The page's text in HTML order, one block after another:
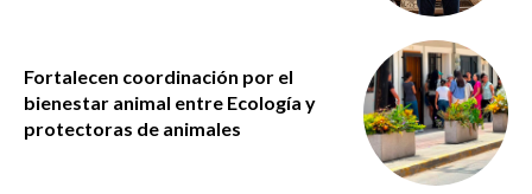
Fortalecen coordinación por el
bienestar animal entre Ecología y
protectoras de animales